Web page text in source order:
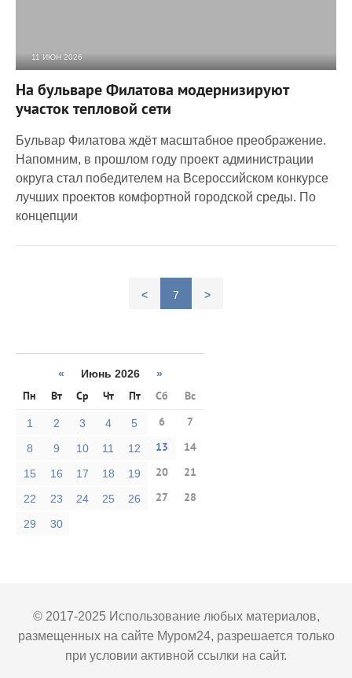
11 ИЮН 2026
На бульваре Филатова модернизируют
участок тепловой сети
Бульвар Филатова ждёт масштабное преображение.
Напомним, в прошлом году проект администрации
округа стал победителем на Всероссийском конкурсе
лучших проектов комфортной городской среды. По
концепции
< 7 >
« Июнь 2026 »
Пн Вт Ср Чт Пт Сб Вс
1 2 3 4 5 6 7
8 9 10 11 12 13 14
15 16 17 18 19 20 21
22 23 24 25 26 27 28
29 30
© 2017-2025 Использование любых материалов,
размещенных на сайте Муром24, разрешается только
при условии активной ссылки на сайт.